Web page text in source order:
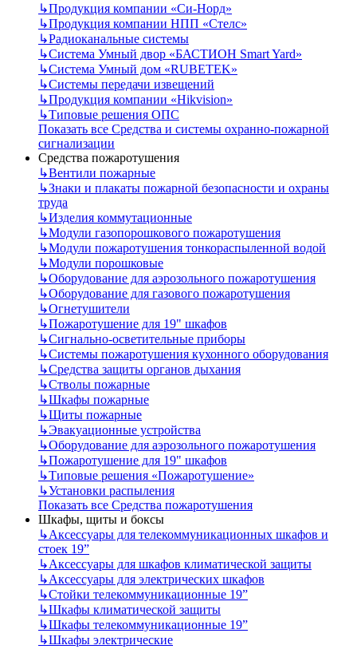
↳Продукция компании «Си-Норд»
↳Продукция компании НПП «Стелс»
↳Радиоканальные системы
↳Система Умный двор «БАСТИОН Smart Yard»
↳Система Умный дом «RUBETEK»
↳Системы передачи извещений
↳Продукция компании «Hikvision»
↳Типовые решения ОПС
Показать все Средства и системы охранно-пожарной
сигнализации
Средства пожаротушения
↳Вентили пожарные
↳Знаки и плакаты пожарной безопасности и охраны
труда
↳Изделия коммутационные
↳Модули газопорошкового пожаротушения
↳Модули пожаротушения тонкораспыленной водой
↳Модули порошковые
↳Оборудование для аэрозольного пожаротушения
↳Оборудование для газового пожаротушения
↳Огнетушители
↳Пожаротушение для 19" шкафов
↳Сигнально-осветительные приборы
↳Системы пожаротушения кухонного оборудования
↳Средства защиты органов дыхания
↳Стволы пожарные
↳Шкафы пожарные
↳Щиты пожарные
↳Эвакуационные устройства
↳Оборудование для аэрозольного пожаротушения
↳Пожаротушение для 19" шкафов
↳Типовые решения «Пожаротушение»
↳Установки распыления
Показать все Средства пожаротушения
Шкафы, щиты и боксы
↳Аксессуары для телекоммуникационных шкафов и
стоек 19”
↳Аксессуары для шкафов климатической защиты
↳Аксессуары для электрических шкафов
↳Стойки телекоммуникационные 19”
↳Шкафы климатической защиты
↳Шкафы телекоммуникационные 19”
↳Шкафы электрические